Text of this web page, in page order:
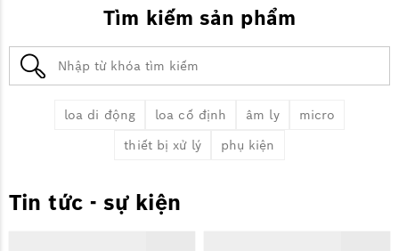
Tìm kiếm sản phẩm
loa di động loa cố định âm ly
micro
thiết bị xử lý
phụ kiện
Tin tức - sự kiện